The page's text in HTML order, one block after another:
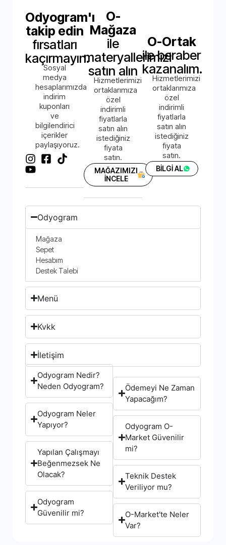
Odyogram'ı
takip edin
fırsatları
kaçırmayın.
Sosyal
medya
hesaplarımızda
indirim
kuponları
ve
bilgilendirici
içerikler
paylaşıyoruz.
O-
Mağaza
ile
materyallerimizi
satın alın
Hizmetlerimizi
ortaklarımıza
özel
indirimli
fiyatlarla
satın alın
istediğiniz
fiyata
satın.
MAĞAZIMIZI
İNCELE
O-Ortak
ile beraber
kazanalım.
Hizmetlerimizi
ortaklarımıza
özel
indirimli
fiyatlarla
satın alın
istediğiniz
fiyata
satın.
BİLGİ AL
Odyogram
Mağaza
Sepet
Hesabım
Destek Talebi
Menü
Kvkk
İletişim
Odyogram Nedir?
Neden Odyogram?
Odyogram Neler
Yapıyor?
Yapılan Çalışmayı
Beğenmezsek Ne
Olacak?
Odyogram
Güvenilir mi?
Ödemeyi Ne Zaman
Yapacağım?
Odyogram O-
Market Güvenilir
mi?
Teknik Destek
Veriliyor mu?
O-Market'te Neler
Var?